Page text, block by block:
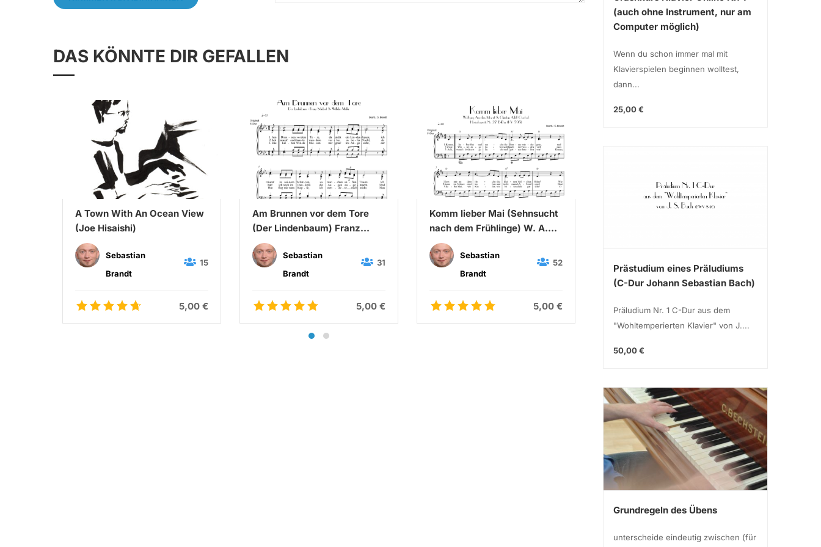
DAS KÖNNTE DIR GEFALLEN
A Town With An Ocean View
(Joe Hisaishi)
Sebastian
Brandt
15
5,00 €
Am Brunnen vor dem Tore
(Der Lindenbaum) Franz
Schubert & Wilhelm Müller
Sebastian
Brandt
31
5,00 €
Komm lieber Mai (Sehnsucht
nach dem Frühlinge) W. A.
Mozart & C. A. Overbeck
Sebastian
Brandt
52
5,00 €
Brandt
5,00 €
(auch ohne Instrument, nur am
Computer möglich)
Wenn du schon immer mal mit
Klavierspielen beginnen wolltest,
dann...
25,00 €
Prästudium eines Präludiums
(C-Dur Johann Sebastian Bach)
Präludium Nr. 1 C-Dur aus dem
"Wohltemperierten Klavier" von J....
50,00 €
Grundregeln des Übens
unterscheide eindeutig zwischen (für